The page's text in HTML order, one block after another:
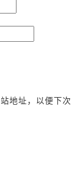
地址，以便下次